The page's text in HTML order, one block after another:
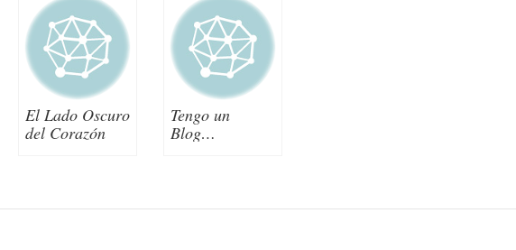
El Lado Oscuro
del Corazón
Tengo un
Blog…